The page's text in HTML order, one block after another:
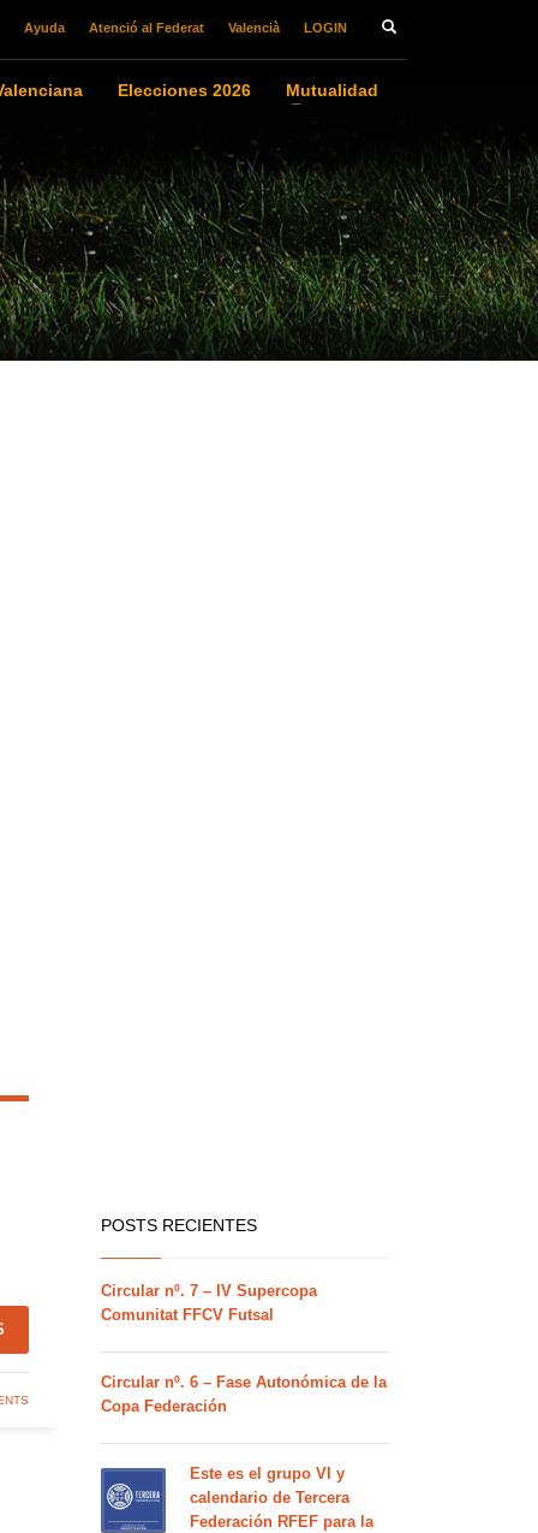
Ayuda Atenció al Federat Valencià LOGIN
Elecciones 2026
Mutualidad
POSTS RECIENTES
Circular nº. 7 – IV Supercopa
Comunitat FFCV Futsal
Circular nº. 6 – Fase Autonómica de la
Copa Federación
Este es el grupo VI y
calendario de Tercera
Federación RFEF para la